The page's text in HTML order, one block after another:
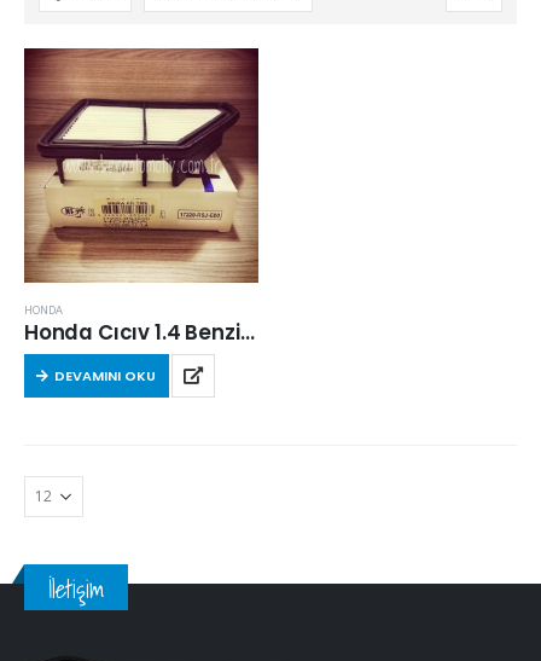
HONDA
Honda Cıcıv 1.4 Benzinli (FN4,FK1) 2010 Sonrası Hava Filtresi
DEVAMINI OKU
İletişim